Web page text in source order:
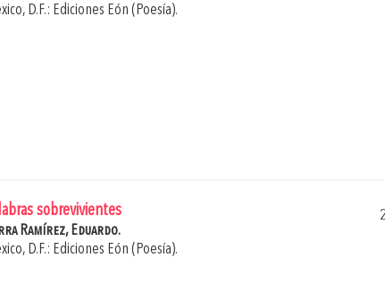
D.F.: Ediciones Eón (Poesía).
sobrevivientes
Ramírez, Eduardo.
D.F.: Ediciones Eón (Poesía).